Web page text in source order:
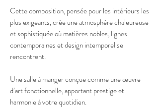
Cette composition, pensée pour les intérieurs les
plus exigeants, crée une atmosphère chaleureuse
et sophistiquée où matières nobles, lignes
contemporaines et design intemporel se
rencontrent.
Une salle à manger conçue comme une œuvre
d’art fonctionnelle, apportant prestige et
harmonie à votre quotidien.